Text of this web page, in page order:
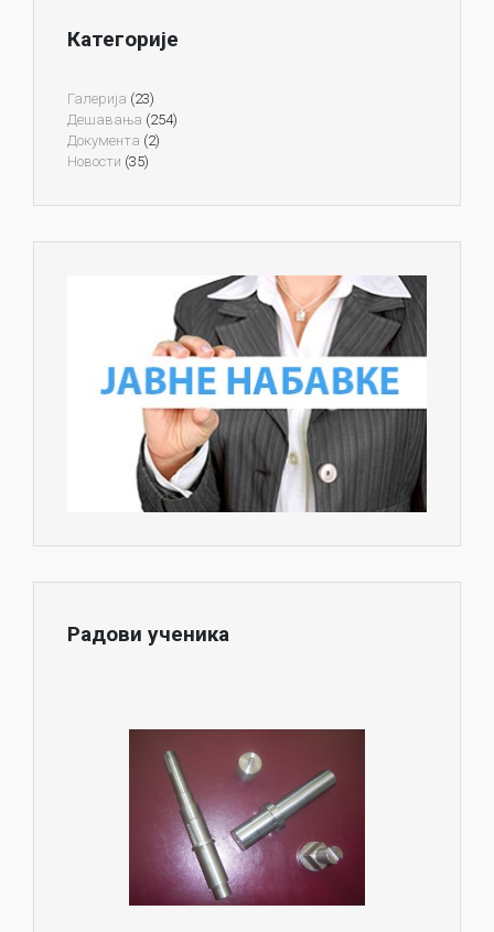
Категорије
Галерија (23)
Дешавања (254)
Документа (2)
Новости (35)
Радови ученика